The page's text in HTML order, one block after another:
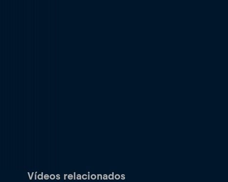
Vídeos relacionados